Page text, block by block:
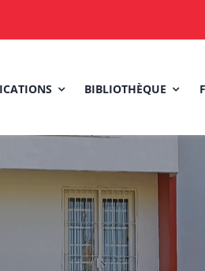
BIBLIOTHÈQUE